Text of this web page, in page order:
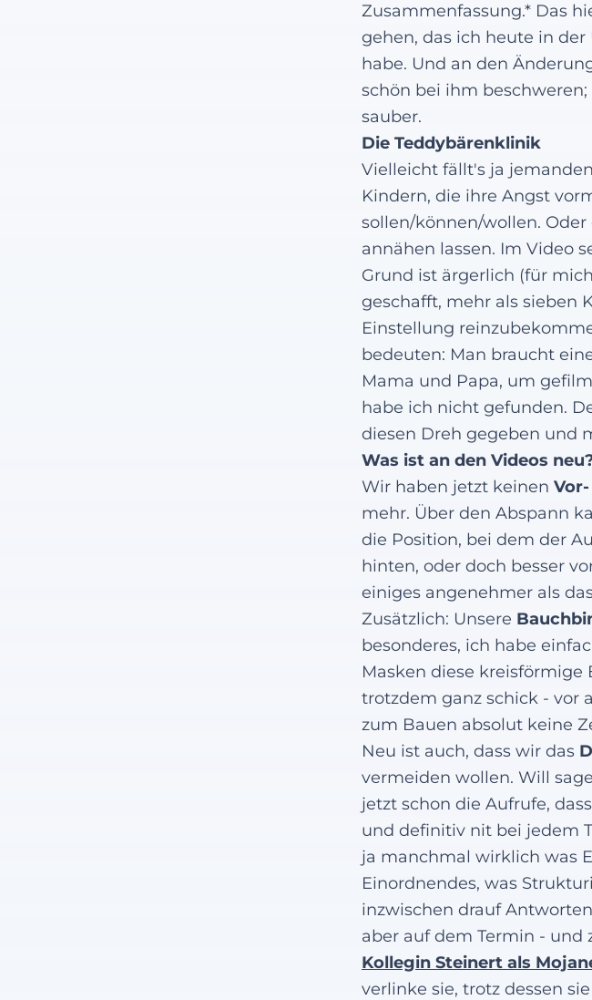
Zusammenfassung.* Das
gehen, das ich heute in
habe. Und an den
schön bei ihm
sauber.
Die Teddybärenklinik
Vielleicht fällt's ja
Kindern, die ihre Angst
sollen/können/wollen.
annähen lassen. Im Video
Grund ist ärgerlich (für
geschafft, mehr als sieben
Einstellung
bedeuten: Man braucht
Mama und Papa, um
habe ich nicht gefunden.
diesen Dreh gegeben und
Was ist an den Videos
Wir haben jetzt keinen Vor-
mehr. Über den Abspann
die Position, bei dem der
hinten, oder doch besser
einiges angenehmer als
Zusätzlich: Unsere
besonderes, ich habe
Masken diese
trotzdem ganz schick - vor
zum Bauen absolut keine
Neu ist auch, dass wir das
vermeiden wollen. Will
jetzt schon die Aufrufe,
und definitiv nit bei jedem
ja manchmal wirklich was
Einordnendes, was
inzwischen drauf
aber auf dem Termin - und
Kollegin Steinert als
verlinke sie, trotz dessen